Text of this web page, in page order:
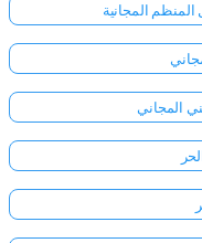
المجانية
المجاني